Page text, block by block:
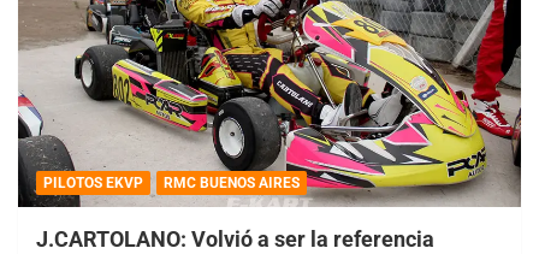
PILOTOS EKVP RMC BUENOS AIRES
J.CARTOLANO: Volvió a ser la referencia